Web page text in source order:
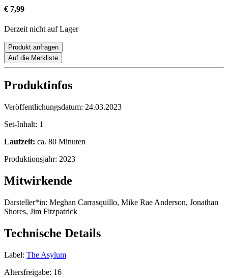
€ 7,99
Derzeit nicht auf Lager
Produkt anfragen
Auf die Merkliste
Produktinfos
Veröffentlichungsdatum: 24.03.2023
Set-Inhalt: 1
Laufzeit: ca. 80 Minuten
Produktionsjahr: 2023
Mitwirkende
Darsteller*in: Meghan Carrasquillo, Mike Rae Anderson, Jonathan
Shores, Jim Fitzpatrick
Technische Details
Label: The Asylum
Altersfreigabe: 16